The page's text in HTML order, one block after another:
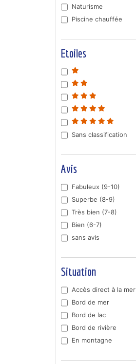
Naturisme
Piscine chauffée
Etoiles
Sans classification
Avis
Fabuleux (9-10)
Superbe (8-9)
Très bien (7-8)
Bien (6-7)
sans avis
Situation
Accès direct à la mer
Bord de mer
Bord de lac
Bord de rivière
En montagne